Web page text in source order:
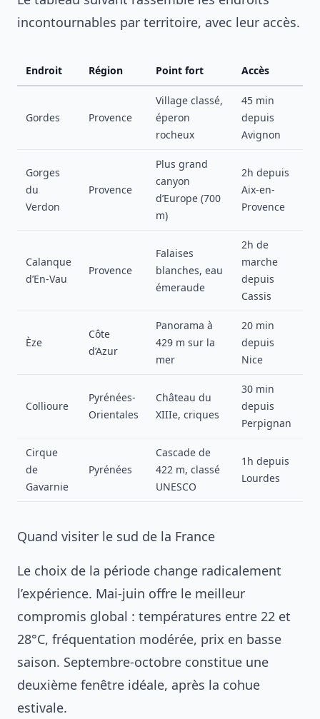
incontournables par territoire, avec leur accès.
Endroit Région Point fort Accès
Gordes Provence
Village classé,
éperon
rocheux
45 min
depuis
Avignon
Gorges
du
Verdon
Provence
Plus grand
canyon
d’Europe (700
m)
2h depuis
Aix-en-
Provence
Calanque
d’En-Vau
Provence
Falaises
blanches, eau
émeraude
2h de
marche
depuis
Cassis
Èze
Côte
d’Azur
Panorama à
429 m sur la
mer
20 min
depuis
Nice
Collioure
Pyrénées-
Orientales
Château du
XIIIe, criques
30 min
depuis
Perpignan
Cirque
de
Gavarnie
Pyrénées
Cascade de
422 m, classé
UNESCO
1h depuis
Lourdes
Quand visiter le sud de la France
Le choix de la période change radicalement
l’expérience. Mai-juin offre le meilleur
compromis global : températures entre 22 et
28°C, fréquentation modérée, prix en basse
saison. Septembre-octobre constitue une
deuxième fenêtre idéale, après la cohue
estivale.